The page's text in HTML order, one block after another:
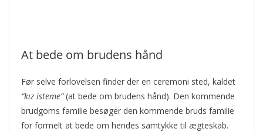
At bede om brudens hånd
Før selve forlovelsen finder der en ceremoni sted, kaldet
“kız isteme”(at bede om brudens hånd). Den kommende
brudgoms familie besøger den kommende bruds familie
for formelt at bede om hendes samtykke til ægteskab.